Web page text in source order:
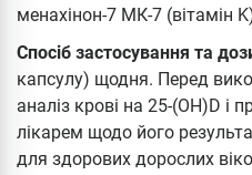
менахінон-7 МК-7 (вітамін
Спосіб застосування та
капсулу) щодня. Перед
аналіз крові на 25-(OH)D і
лікарем щодо його
для здорових дорослих